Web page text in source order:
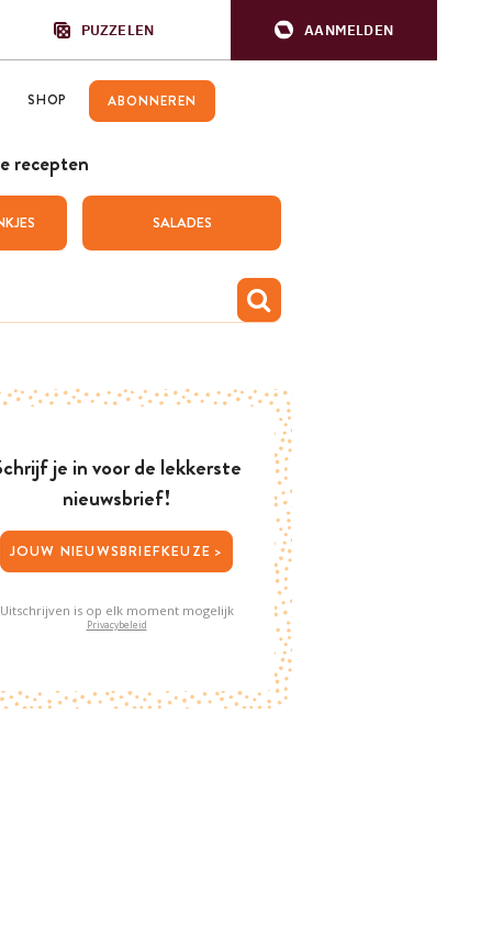
PUZZELEN AANMELDEN
SHOP ABONNEREN
recepten
SALADES
je in voor de lekkerste
nieuwsbrief!
JOUW NIEUWSBRIEFKEUZE >
Uitschrijven is op elk moment mogelijk
Privacybeleid